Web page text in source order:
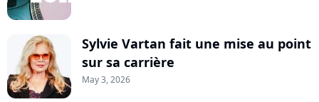
Sylvie Vartan fait une mise au point
sur sa carrière
May 3, 2026